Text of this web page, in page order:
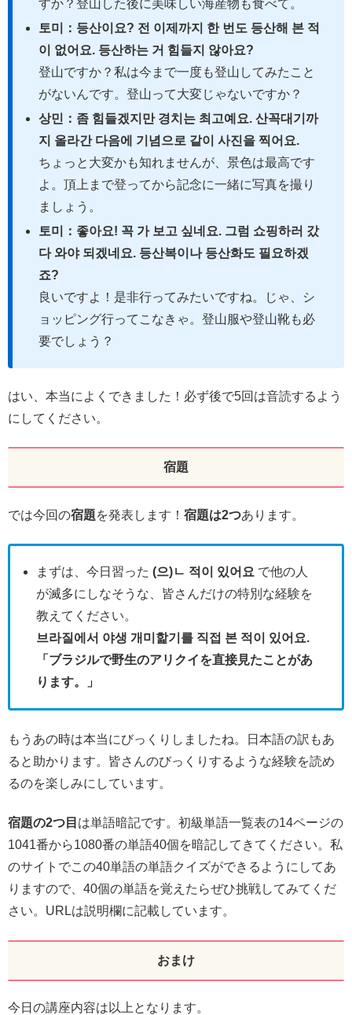
すか？登山した後に美味しい海産物も食べて。
토미：등산이요? 전 이제까지 한 번도 등산해 본 적
이 없어요. 등산하는 거 힘들지 않아요?
登山ですか？私は今まで一度も登山してみたこと
がないんです。登山って大変じゃないですか？
상민：좀 힘들겠지만 경치는 최고예요. 산꼭대기까
지 올라간 다음에 기념으로 같이 사진을 찍어요.
ちょっと大変かも知れませんが、景色は最高です
よ。頂上まで登ってから記念に一緒に写真を撮り
ましょう。
토미：좋아요! 꼭 가 보고 싶네요. 그럼 쇼핑하러 갔
다 와야 되겠네요. 등산복이나 등산화도 필요하겠
죠?
良いですよ！是非行ってみたいですね。じゃ、シ
ョッピング行ってこなきゃ。登山服や登山靴も必
要でしょう？
はい、本当によくできました！必ず後で5回は音読するよう
にしてください。
宿題
では今回の宿題を発表します！ 宿題は2つあります。
まずは、今日習った (으)ㄴ 적이 있어요 で他の人
が滅多にしなそうな、皆さんだけの特別な経験を
教えてください。
브라질에서 야생 개미핥기를 직접 본 적이 있어요.
「ブラジルで野生のアリクイを直接見たことがあ
ります。」
もうあの時は本当にびっくりしましたね。日本語の訳もあ
ると助かります。皆さんのびっくりするような経験を読め
るのを楽しみにしています。
宿題の2つ目 は単語暗記です。初級単語一覧表の14ページの
1041番から1080番の単語40個を暗記してきてください。私
のサイトでこの40単語の単語クイズができるようにしてあ
りますので、40個の単語を覚えたらぜひ挑戦してみてくだ
さい。URLは説明欄に記載しています。
おまけ
今日の講座内容は以上となります。